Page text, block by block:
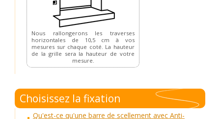
Nous rallongerons les traverses
horizontales de 10,5 cm à vos
mesures sur chaque coté. La hauteur
de la grille sera la hauteur de votre
mesure.
Choisissez la fixation
Qu'est-ce qu'une barre de scellement avec Anti-